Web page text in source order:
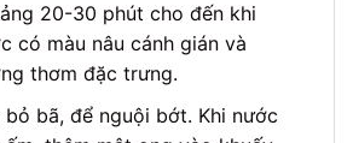
20-30 phút cho đến khi
có màu nâu cánh gián và
thơm đặc trưng.
bỏ bã, để nguội bớt. Khi nước